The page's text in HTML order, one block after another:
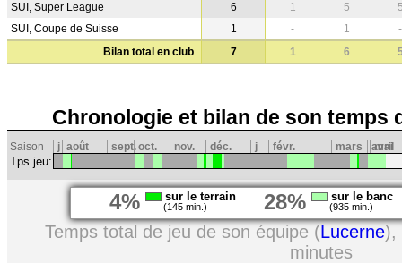
SUI, Super League 6 1 5
SUI, Coupe de Suisse
1 - 1
-
Bilan total en club
7 1 6
Chronologie et bilan de son temps
Saison j août sept.oct. nov. déc. j févr. mars avril
mai
Tps jeu:
4% sur le terrain
(145 min.) 28% sur le banc
(935 min.)
Temps total de jeu de son équipe (Lucerne),
minutes